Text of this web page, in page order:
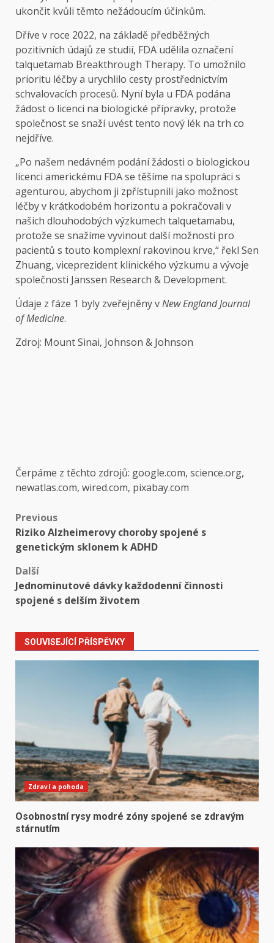
ukončit kvůli těmto nežádoucím účinkům.
Dříve v roce 2022, na základě předběžných
pozitivních údajů ze studií, FDA udělila označení
talquetamab Breakthrough Therapy. To umožnilo
prioritu léčby a urychlilo cesty prostřednictvím
schvalovacích procesů. Nyní byla u FDA podána
žádost o licenci na biologické přípravky, protože
společnost se snaží uvést tento nový lék na trh co
nejdříve.
„Po našem nedávném podání žádosti o biologickou
licenci americkému FDA se těšíme na spolupráci s
agenturou, abychom ji zpřístupnili jako možnost
léčby v krátkodobém horizontu a pokračovali v
našich dlouhodobých výzkumech talquetamabu,
protože se snažíme vyvinout další možnosti pro
pacientů s touto komplexní rakovinou krve,“ řekl Sen
Zhuang, viceprezident klinického výzkumu a vývoje
společnosti Janssen Research & Development.
Údaje z fáze 1 byly zveřejněny vNew England Journal
of Medicine.
Zdroj: Mount Sinai, Johnson & Johnson
Čerpáme z těchto zdrojů: google.com, science.org,
newatlas.com, wired.com, pixabay.com
Post
navigation
Previous
Riziko Alzheimerovy choroby spojené s
genetickým sklonem k ADHD
Další
Jednominutové dávky každodenní činnosti
spojené s delším životem
SOUVISEJÍCÍ PŘÍSPĚVKY
Zdraví a pohoda
Osobnostní rysy modré zóny spojené se zdravým
stárnutím